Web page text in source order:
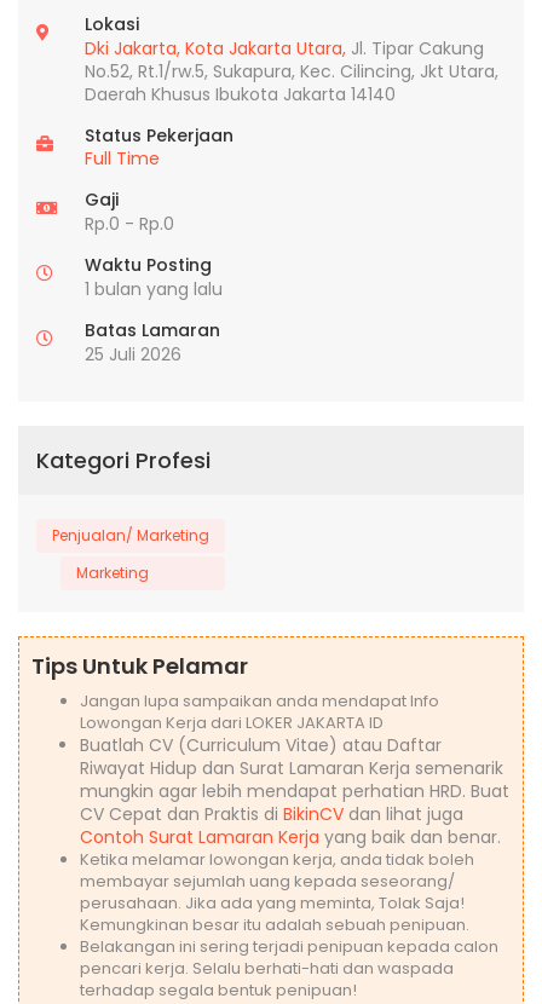
Lokasi
Dki Jakarta, Kota Jakarta Utara, Jl. Tipar Cakung
No.52, Rt.1/rw.5, Sukapura, Kec. Cilincing, Jkt Utara,
Daerah Khusus Ibukota Jakarta 14140
Status Pekerjaan
Full Time
Gaji
Rp.0 - Rp.0
Waktu Posting
1 bulan yang lalu
Batas Lamaran
25 Juli 2026
Kategori Profesi
Penjualan/ Marketing
Marketing
Tips Untuk Pelamar
Jangan lupa sampaikan anda mendapat Info
Lowongan Kerja dari LOKER JAKARTA ID
Buatlah CV (Curriculum Vitae) atau Daftar
Riwayat Hidup dan Surat Lamaran Kerja semenarik
mungkin agar lebih mendapat perhatian HRD. Buat
CV Cepat dan Praktis di BikinCV dan lihat juga
Contoh Surat Lamaran Kerja yang baik dan benar.
Ketika melamar lowongan kerja, anda tidak boleh
membayar sejumlah uang kepada seseorang/
perusahaan. Jika ada yang meminta, Tolak Saja!
Kemungkinan besar itu adalah sebuah penipuan.
Belakangan ini sering terjadi penipuan kepada calon
pencari kerja. Selalu berhati-hati dan waspada
terhadap segala bentuk penipuan!